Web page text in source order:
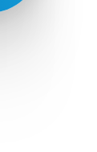
Canaves Oia Suites